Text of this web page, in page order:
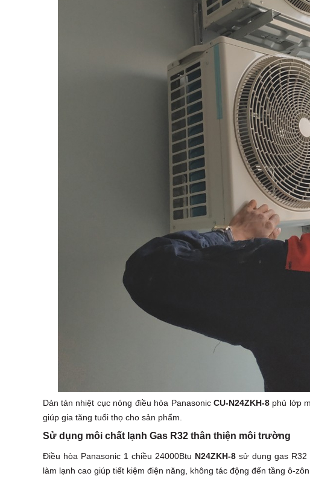
Dản tản nhiệt cục nóng điều hòa Panasonic CU-N24ZKH-8phủ lớp
giúp gia tăng tuổi thọ cho sản phẩm.
Sử dụng môi chất lạnh Gas R32 thân thiện môi trường
Điều hòa Panasonic 1 chiều 24000Btu N24ZKH-8 sử dụng gas
làm lạnh cao giúp tiết kiệm điện năng, không tác động đến tầng ô-